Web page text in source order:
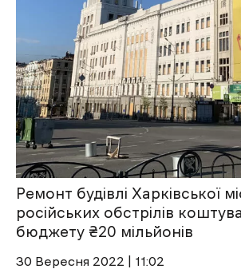
Ремонт будівлі Харківської
російських обстрілів
бюджету ₴20 мільйонів
30 Вересня 2022 | 11:02